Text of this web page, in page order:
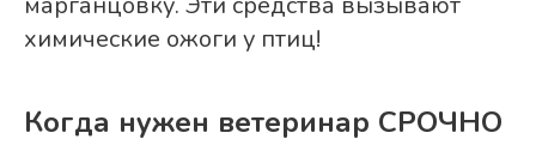
химические ожоги у птиц!
Когда нужен ветеринар СРОЧНО